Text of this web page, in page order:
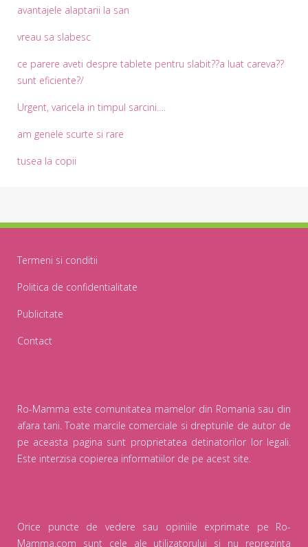
avantajele alaptarii la san
vreau sa slabesc
ce parere aveti despre tablete pentru slabit??a luat careva??
sunt eficiente?/
Urgent, varicela in timpul sarcini….
am genele scurte si rare
tusea la copii
Termeni si conditii
Politica de confidentialitate
Publicitate
Contact
Ro-Mamma este comunitatea mamelor din Romania sau din
afara tarii. Toate marcile comerciale si drepturile de autor de
pe aceasta pagina sunt proprietatea detinatorilor lor legali.
Este interzisa copierea informatiilor de pe acest site.
Orice puncte de vedere sau opiniile exprimate pe Ro-
Mamma.com sunt cele ale utilizatorului si nu reprezinta